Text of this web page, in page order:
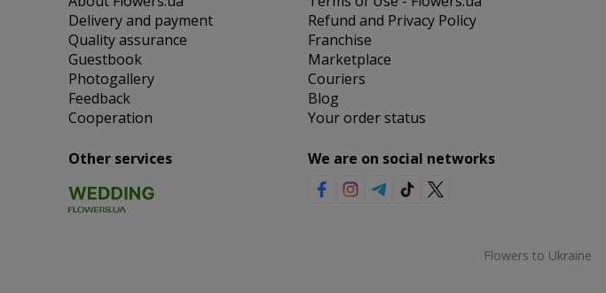
Delivery and payment
Quality assurance
Guestbook
Photogallery
Feedback
Cooperation
Other services
Refund and Privacy Policy
Franchise
Marketplace
Couriers
Blog
Your order status
We are on social networks
Flowers to Ukraine